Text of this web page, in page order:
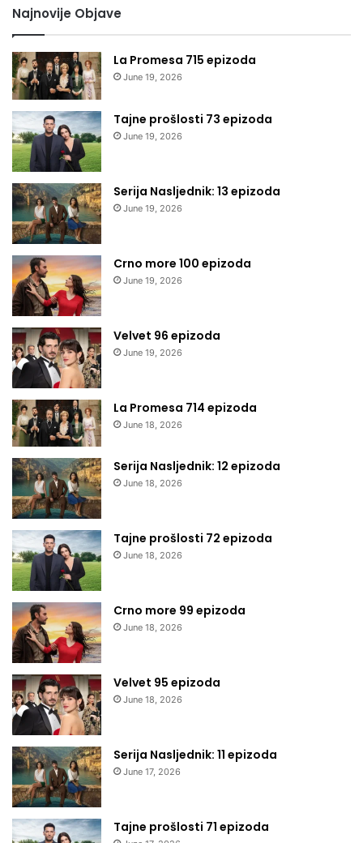
Najnovije Objave
La Promesa 715 epizoda
June 19, 2026
Tajne prošlosti 73 epizoda
June 19, 2026
Serija Nasljednik: 13 epizoda
June 19, 2026
Crno more 100 epizoda
June 19, 2026
Velvet 96 epizoda
June 19, 2026
La Promesa 714 epizoda
June 18, 2026
Serija Nasljednik: 12 epizoda
June 18, 2026
Tajne prošlosti 72 epizoda
June 18, 2026
Crno more 99 epizoda
June 18, 2026
Velvet 95 epizoda
June 18, 2026
Serija Nasljednik: 11 epizoda
June 17, 2026
Tajne prošlosti 71 epizoda